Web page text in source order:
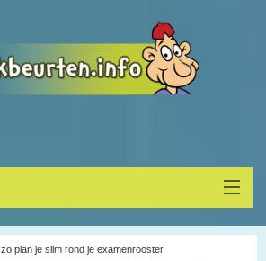
zo plan je slim rond je examenrooster